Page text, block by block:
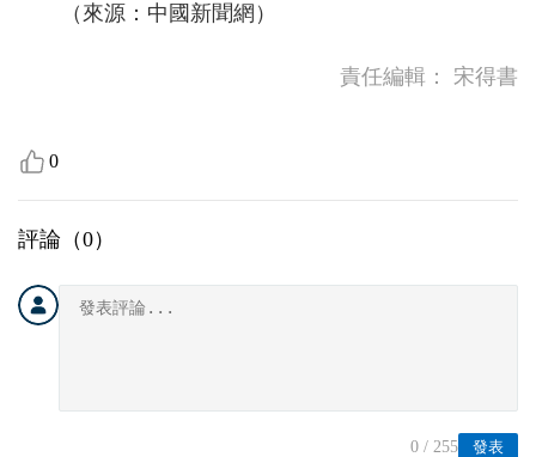
（來源：中國新聞網）
責任編輯： 宋得書
0
評論（0）
發表
0 / 255